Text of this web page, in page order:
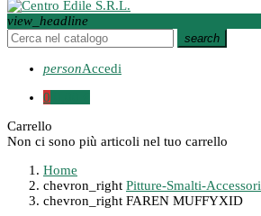
view_headline
search
personAccedi
0
Carrello
Non ci sono più articoli nel tuo carrello
Home
chevron_right Pitture-Smalti-Accessori
chevron_right FAREN MUFFYXID